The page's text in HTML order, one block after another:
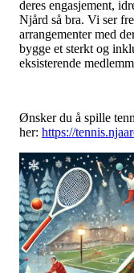
deres engasjement,
Njård så bra. Vi ser
arrangementer med
bygge et sterkt og
eksisterende
Ønsker du å spille
her: https://